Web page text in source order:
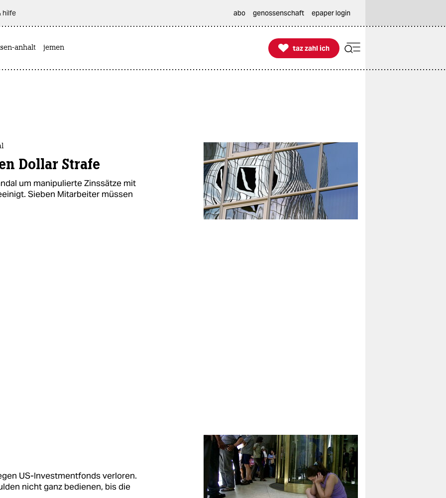
hilfe abo genossenschaft epaper login
anhalt jemen 
taz zahl ich
taz zahl ich
Dollar Strafe
um manipulierte Zinssätze mit
Sieben Mitarbeiter müssen
US-Investmentfonds verloren.
nicht ganz bedienen, bis die